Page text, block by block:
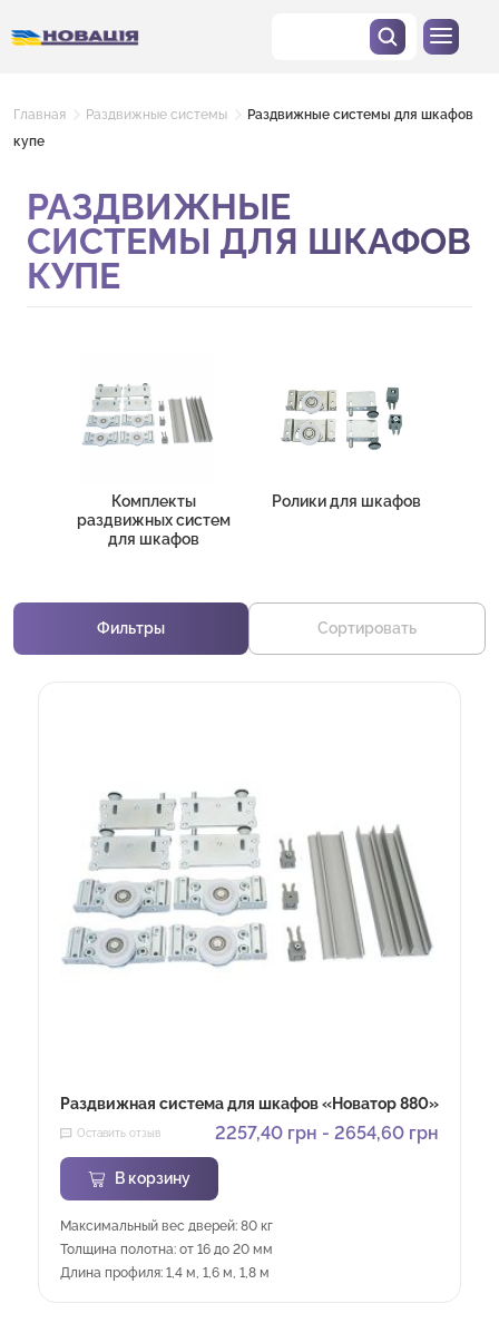
Главная Раздвижные системы
Раздвижные системы для шкафов
купе
РАЗДВИЖНЫЕ
СИСТЕМЫ ДЛЯ ШКАФОВ
КУПЕ
Комплекты
раздвижных систем
для шкафов
Ролики для шкафов
Фильтры Сортировать
Раздвижная система для шкафов «Новатор 880»
Оставить отзыв 2257,40 грн - 2654,60 грн
В корзину
Максимальный вес дверей: 80 кг
Толщина полотна: от 16 до 20 мм
Длина профиля: 1,4 м, 1,6 м, 1,8 м